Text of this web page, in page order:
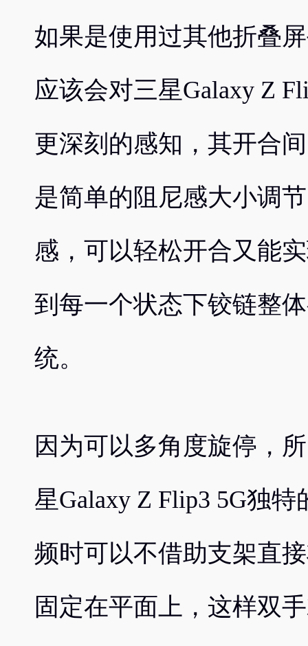
如果是使用过其他折叠
应该会对三星Galaxy Z
更深刻的感知，其开合
是简单的阻尼感大小调
感，可以轻松开合又能
到每一个状态下铰链整
统。
因为可以多角度旋停，
星Galaxy Z Flip3 5G独
频时可以不借助支架直
固定在平面上，这样双